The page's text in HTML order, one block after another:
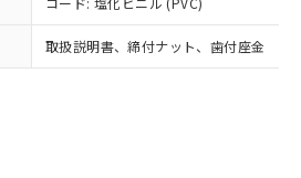
取扱説明書、締付ナット、歯付座金
機能（部品リスト作成サー
利用いただくには、I-Web
にご登録されている必要が
替え状況などにより、予定
とがあります。
使用状況下において有害物
いし、環境に深刻な影響を
を意味します。
よび販売に係わる関係者が違
るおそれがある場合は、取
いたしません。
生産機種、また在庫状況の
を公開していない機種